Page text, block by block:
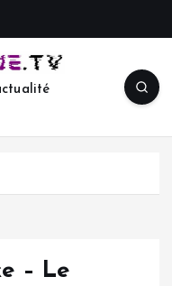
– Le